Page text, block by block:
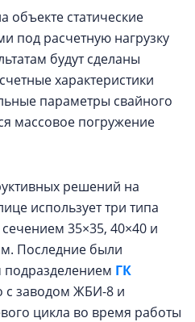
объекте статические
под расчетную нагрузку
будут сделаны
характеристики
параметры свайного
массовое погружение
решений на
использует три типа
35×35, 40×40 и
Последние были
ГК
с заводом ЖБИ-8 и
цикла во время работы